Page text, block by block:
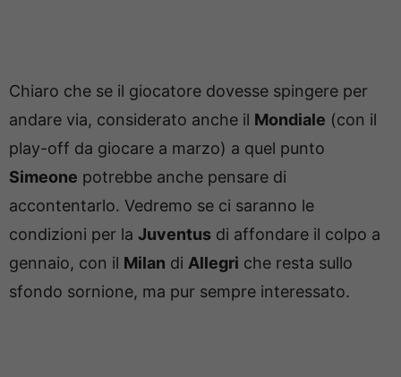
Chiaro che se il giocatore dovesse spingere per
andare via, considerato anche il Mondiale (con il
play-off da giocare a marzo) a quel punto
Simeone potrebbe anche pensare di
accontentarlo. Vedremo se ci saranno le
condizioni per la Juventus di affondare il colpo a
gennaio, con il Milan di Allegri che resta sullo
sfondo sornione, ma pur sempre interessato.